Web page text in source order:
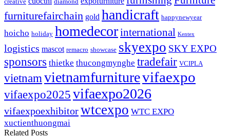
creative
diamond
furniturefairchain gold handicraft happynewyear
hoicho holiday homedecorinternational Kentex
logistics mascot remacro showcase skyexpo SKY EXPO
sponsors thietke thucongmynghe tradefair VCIPLA
vietnamvietnamfurniturevifaexpo
vifaexpo2025 vifaexpo2026
vifaexpoexhibitorwtcexpo WTC EXPO
xuctienthuongmai
Related Posts